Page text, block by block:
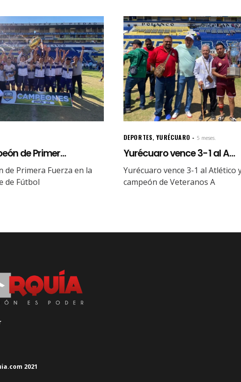
de Primer...
de Primera Fuerza en la
de Fútbol
DEPORTES, YURÉCUARO 5 meses.
Yurécuaro vence 3-1 al A...
Yurécuaro vence 3-1 al Atlético
campeón de Veteranos A
2021